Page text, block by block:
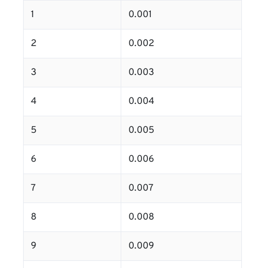
1 0.001
2 0.002
3 0.003
4 0.004
5 0.005
6 0.006
7 0.007
8 0.008
9 0.009